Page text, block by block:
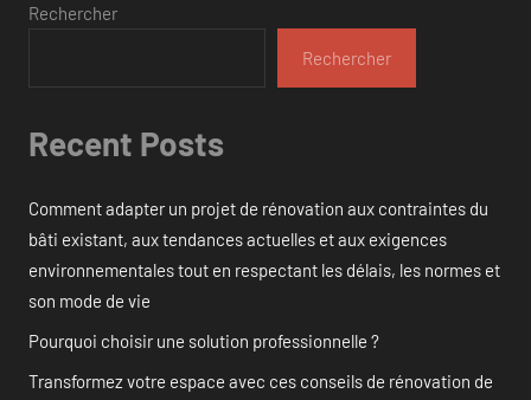
Rechercher
Rechercher
Recent Posts
Comment adapter un projet de rénovation aux contraintes du
bâti existant, aux tendances actuelles et aux exigences
environnementales tout en respectant les délais, les normes et
son mode de vie
Pourquoi choisir une solution professionnelle ?
Transformez votre espace avec ces conseils de rénovation de